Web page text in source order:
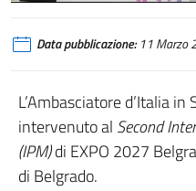
Data pubblicazione:11 Marzo
L’Ambasciatore d’Italia in
intervenuto al Second
(IPM)di EXPO 2027
di Belgrado.